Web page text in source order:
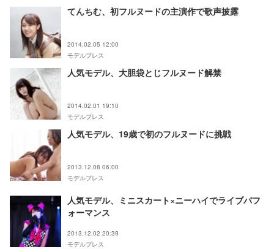
てんちむ、初フルヌードの主演作で歌声披露
2014.02.05 12:00
モデルプレス
人気モデル、大胆袋とじフルヌード解禁
2014.02.01 19:10
モデルプレス
人気モデル、19歳で初のフルヌードに挑戦
2013.12.08 06:00
モデルプレス
人気モデル、ミニスカート×ニーハイでライブパフ
ォーマンス
2013.12.02 20:39
モデルプレス